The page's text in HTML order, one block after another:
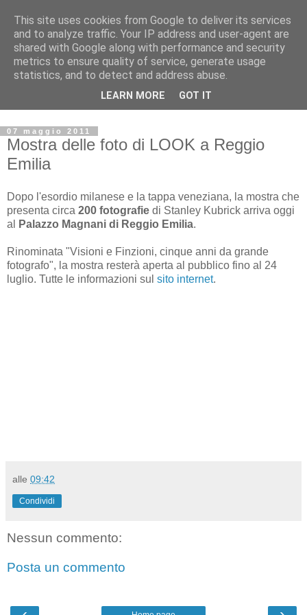
Archivio Kubrick: Blog
Commenti e notizie su Stanley Kubrick.
Segnalazione di eventi, nuovi libri in uscita, recensioni,
mostre e appuntamenti.
07 maggio 2011
Mostra delle foto di LOOK a Reggio
Emilia
Dopo l'esordio milanese e la tappa veneziana, la mostra che
presenta circa 200 fotografie di Stanley Kubrick arriva oggi
al
Palazzo Magnani di Reggio Emilia.
Rinominata "Visioni e Finzioni, cinque anni da grande
fotografo", la mostra resterà aperta al pubblico fino al 24
luglio. Tutte le informazioni sul sito internet.
alle 09:42
Condividi
Nessun commento:
Posta un commento
This site uses cookies from Google to deliver its services
and to analyze traffic. Your IP address and user-agent are
shared with Google along with performance and security
metrics to ensure quality of service, generate usage
statistics, and to detect and address abuse.
LEARN MORE GOT IT